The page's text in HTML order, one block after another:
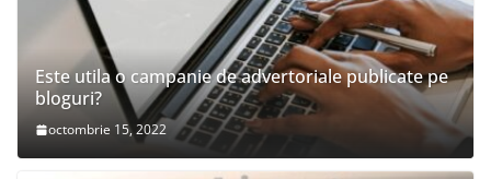
Este utila o campanie de advertoriale publicate pe
bloguri?
octombrie 15, 2022